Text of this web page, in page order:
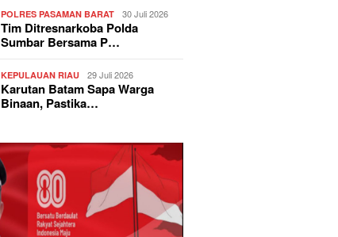
POLRES PASAMAN BARAT 30 Juli 2026
Tim Ditresnarkoba Polda
Sumbar Bersama P…
KEPULAUAN RIAU 29 Juli 2026
Karutan Batam Sapa Warga
Binaan, Pastika…